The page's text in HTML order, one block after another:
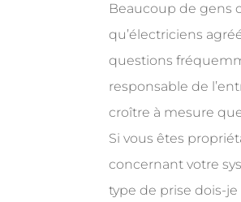
Beaucoup de gens
qu’électriciens
questions
responsable de
croître à mesure
Si vous êtes
concernant votre
type de prise dois-